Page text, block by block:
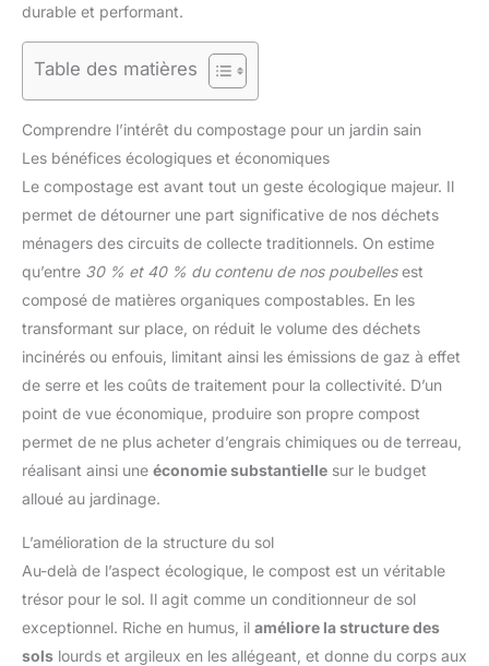
durable et performant.
Table des matières
Comprendre l’intérêt du compostage pour un jardin sain
Les bénéfices écologiques et économiques
Le compostage est avant tout un geste écologique majeur. Il
permet de détourner une part significative de nos déchets
ménagers des circuits de collecte traditionnels. On estime
qu’entre 30 % et 40 % du contenu de nos poubellesest
composé de matières organiques compostables. En les
transformant sur place, on réduit le volume des déchets
incinérés ou enfouis, limitant ainsi les émissions de gaz à effet
de serre et les coûts de traitement pour la collectivité. D’un
point de vue économique, produire son propre compost
permet de ne plus acheter d’engrais chimiques ou de terreau,
réalisant ainsi une économie substantielle sur le budget
alloué au jardinage.
L’amélioration de la structure du sol
Au-delà de l’aspect écologique, le compost est un véritable
trésor pour le sol. Il agit comme un conditionneur de sol
exceptionnel. Riche en humus, il améliore la structure des
sols lourds et argileux en les allégeant, et donne du corps aux